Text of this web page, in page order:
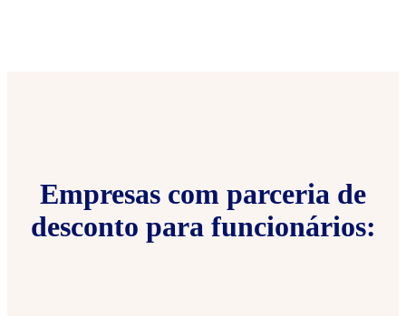
Empresas com parceria de
desconto para funcionários: